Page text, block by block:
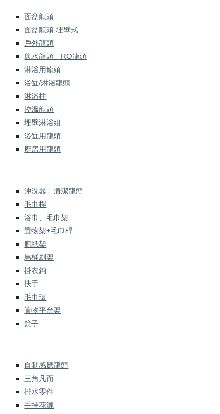
面盆龍頭
面盆龍頭-埋壁式
戶外龍頭
飲水龍頭、RO龍頭
淋浴用龍頭
浴缸/淋浴龍頭
淋浴柱
控溫龍頭
埋壁淋浴組
浴缸用龍頭
廚房用龍頭
沖洗器、清潔龍頭
毛巾桿
浴巾、毛巾架
置物架+毛巾桿
廁紙架
馬桶刷架
掛衣鉤
扶手
毛巾環
置物平台架
鏡子
自動感應龍頭
三角凡而
排水零件
手持花灑